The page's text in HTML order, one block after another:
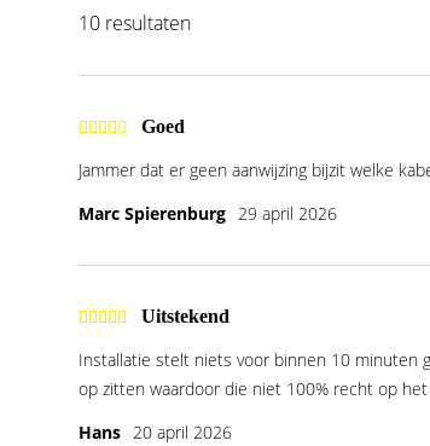
10 resultaten
Goed
Jammer dat er geen aanwijzing bijzit welke
Marc Spierenburg 29 april 2026
Uitstekend
Installatie stelt niets voor binnen 10 minuten
op zitten waardoor die niet 100% recht op
Hans 20 april 2026